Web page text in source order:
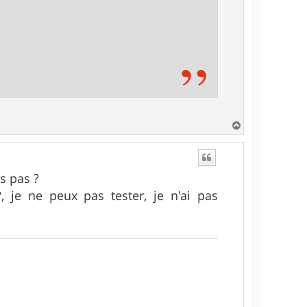
a
pas ?
je ne peux pas tester, je n'ai pas